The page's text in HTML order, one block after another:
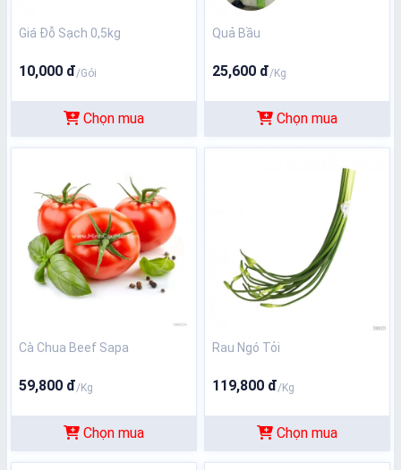
Giá Đỗ Sạch 0,5kg
10,000 đ/Gói
Chọn mua
Quả Bầu
25,600 đ/Kg
Chọn mua
Cà Chua Beef Sapa
59,800 đ/Kg
Chọn mua
Rau Ngó Tỏi
119,800 đ/Kg
Chọn mua